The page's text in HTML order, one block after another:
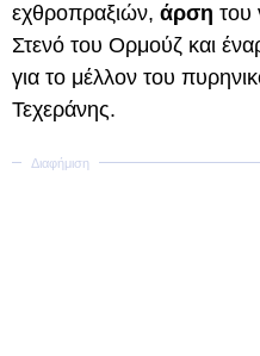
εχθροπραξιών, άρση του
Στενό του Ορμούζ και
για το μέλλον του
Τεχεράνης.